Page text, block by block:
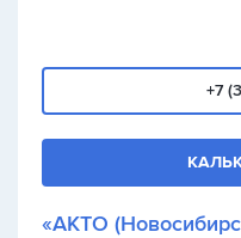
+7
«АКТО